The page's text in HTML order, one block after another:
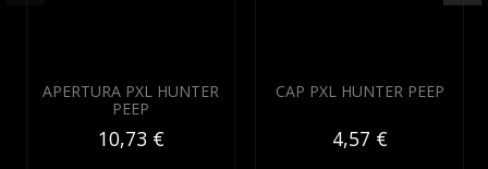
APERTURA PXL HUNTER
PEEP
10,73 €
CAP PXL HUNTER PEEP
4,57 €